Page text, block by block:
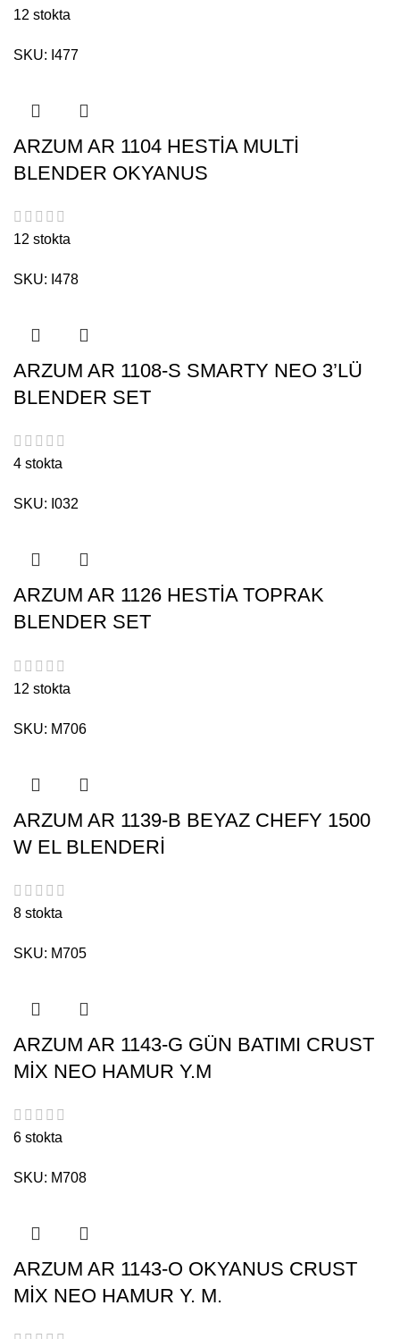
12 stokta
SKU: I477
ARZUM AR 1104 HESTİA MULTİ
BLENDER OKYANUS
12 stokta
SKU: I478
ARZUM AR 1108-S SMARTY NEO 3’LÜ
BLENDER SET
4 stokta
SKU: I032
ARZUM AR 1126 HESTİA TOPRAK
BLENDER SET
12 stokta
SKU: M706
ARZUM AR 1139-B BEYAZ CHEFY 1500
W EL BLENDERİ
8 stokta
SKU: M705
ARZUM AR 1143-G GÜN BATIMI CRUST
MİX NEO HAMUR Y.M
6 stokta
SKU: M708
ARZUM AR 1143-O OKYANUS CRUST
MİX NEO HAMUR Y. M.